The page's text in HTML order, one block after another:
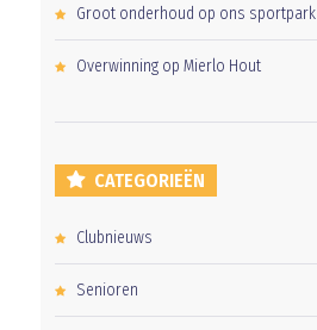
Groot onderhoud op ons sportpark
Overwinning op Mierlo Hout
CATEGORIEËN
Clubnieuws
Senioren